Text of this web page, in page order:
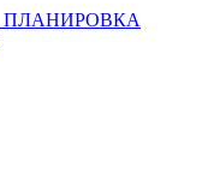
ПЛАНИРОВКА